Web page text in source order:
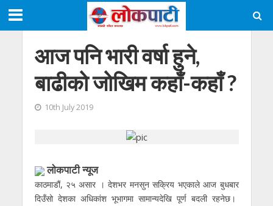
आज पनि भारी वर्षा हुने,
बाढीकाे जाेखिम कहाँ-कहाँ ?
10th July 2019
लाेकपाटी न्यूज
काठमाडौं, २५ असार । देशभर मनसुन सक्रिय भएकाले आज बुधबार
दिउँसो देशका अधिकांश भूभागमा सामान्यदेखि पूर्ण बदली रहनेछ।